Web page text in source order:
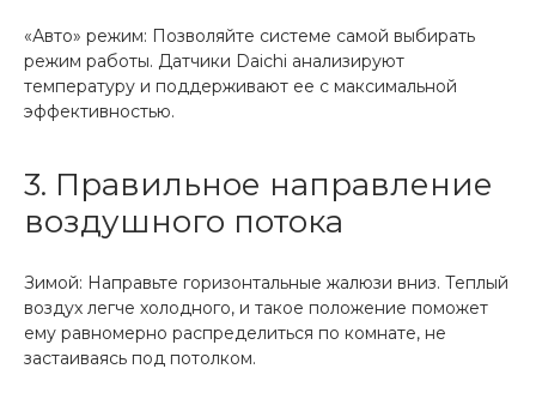
«Авто» режим: Позволяйте системе самой выбирать
режим работы. Датчики Daichi анализируют
температуру и поддерживают ее с максимальной
эффективностью.
3. Правильное направление
воздушного потока
Зимой: Направьте горизонтальные жалюзи вниз. Теплый
воздух легче холодного, и такое положение поможет
ему равномерно распределиться по комнате, не
застаиваясь под потолком.